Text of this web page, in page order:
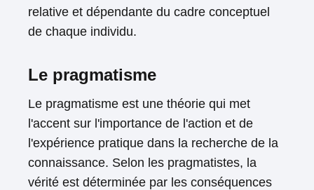
relative et dépendante du cadre conceptuel
de chaque individu.
Le pragmatisme
Le pragmatisme est une théorie qui met
l'accent sur l'importance de l'action et de
l'expérience pratique dans la recherche de la
connaissance. Selon les pragmatistes, la
vérité est déterminée par les conséquences